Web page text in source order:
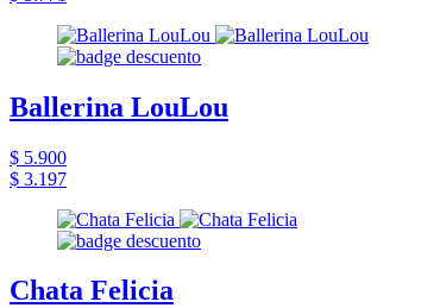
Ballerina LouLou
$ 5.900
$ 3.197
Chata Felicia